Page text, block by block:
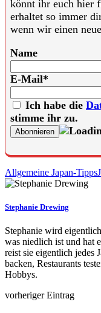
könnt ihr euch hier
erhaltet so immer
wenn wir einen
Name
E-Mail*
Ich habe die
stimme ihr zu.
Allgemeine Japan-Tipps
Stephanie Drewing
Stephanie wird
was niedlich ist und hat
reist sie eigentlich jedes
backen, Restaurants
Hobbys.
vorheriger Eintrag